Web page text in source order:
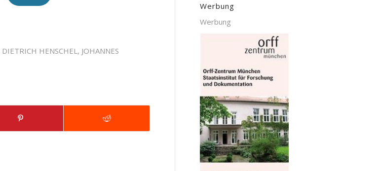
DIETRICH HENSCHEL, JOHANNES
Werbung
Werbung